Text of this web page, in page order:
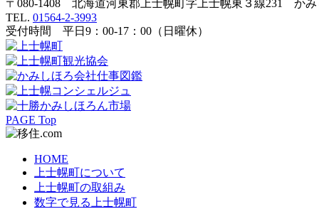
〒080-1408 北海道河東郡上士幌町字上士幌東３線231 かみ
TEL. 01564-2-3993
受付時間 平日9：00-17：00（日曜休）
PAGE Top
HOME
上士幌町について
上士幌町の取組み
数字で見る上士幌町